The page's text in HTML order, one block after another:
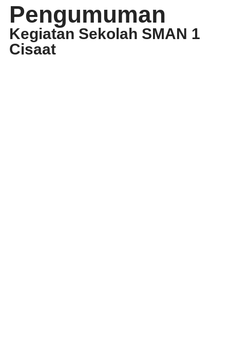
Pengumuman
Kegiatan Sekolah SMAN 1
Cisaat